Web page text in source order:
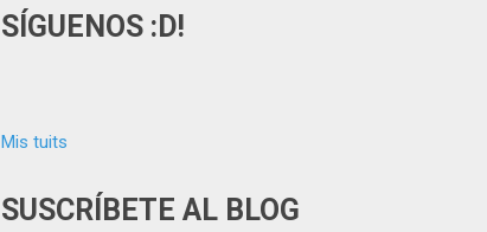
SÍGUENOS :D!
Mis tuits
SUSCRÍBETE AL BLOG